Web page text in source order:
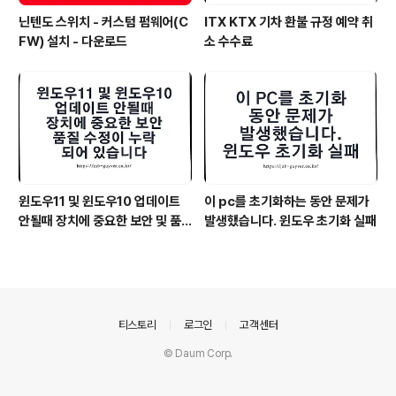
닌텐도 스위치 - 커스텀 펌웨어(C
FW) 설치 - 다운로드
ITX KTX 기차 환불 규정 예약 취
소 수수료
윈도우11 및 윈도우10 업데이트
안될때 장치에 중요한 보안 및 품
이 pc를 초기화하는 동안 문제가
발생했습니다. 윈도우 초기화 실패
티스토리 로그인 고객센터
© Daum Corp.